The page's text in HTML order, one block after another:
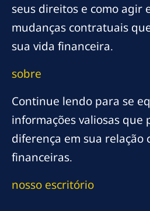
seus direitos e como agir
mudanças contratuais
sua vida financeira.
sobre
Continue lendo para se
informações valiosas que
diferença em sua relação
financeiras.
nosso escritório